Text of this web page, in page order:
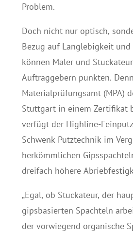
Problem.
Doch nicht nur optisch,
Bezug auf Langlebigkeit
können Maler und
Auftraggebern punkten.
Materialprüfungsamt (MPA)
Stuttgart in einem Zertifikat
verfügt der Highline-
Schwenk Putztechnik im
herkömmlichen
dreifach höhere
„Egal, ob Stuckateur, der
gipsbasierten Spachteln
der vorwiegend organische